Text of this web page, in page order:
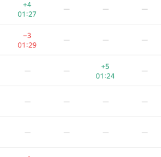
+4
01:27
— — —
−3
01:29
— — —
— —
+5
01:24
—
— — — —
— — — —